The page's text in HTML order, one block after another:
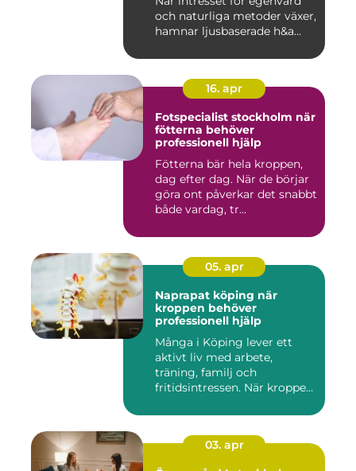
och naturliga metoder växer,
hamnar ljusbaserade h&a...
16. apr
Fotspecialist stockholm när
fötterna behöver
professionell hjälp
Fötterna bär hela kroppen,
dag efter dag. När de börjar
göra ont påverkar det snabbt
både vardag, tr...
05. apr
Naprapat köping när
kroppen behöver
professionell hjälp
Många i Köping lever ett
aktivt liv med arbete,
träning, familj och
fritidsintressen. När kroppen
03. apr